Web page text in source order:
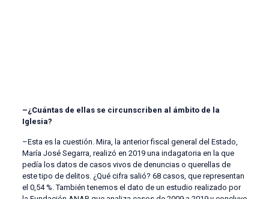
–¿Cuántas de ellas se circunscriben al ámbito de la
Iglesia?
–Esta es la cuestión. Mira, la anterior fiscal general del Estado,
María José Segarra, realizó en 2019 una indagatoria en la que
pedía los datos de casos vivos de denuncias o querellas de
este tipo de delitos. ¿Qué cifra salió? 68 casos, que representan
el 0,54 %. También tenemos el dato de un estudio realizado por